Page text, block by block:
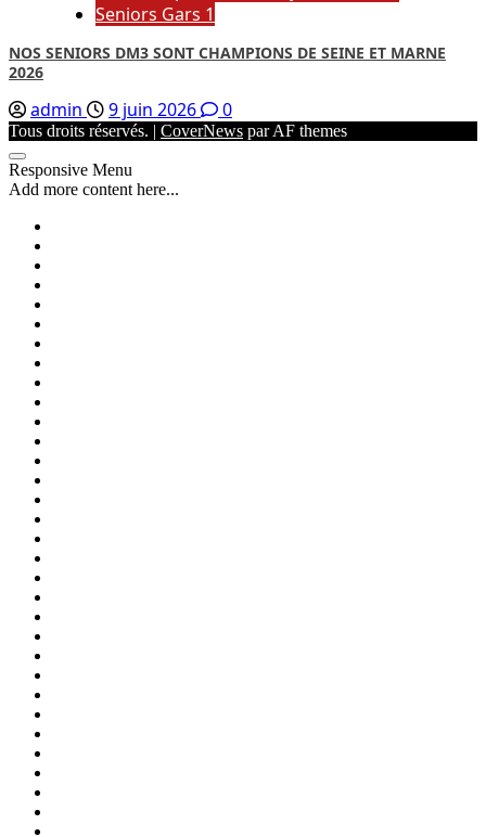
Seniors Gars 1
NOS SENIORS DM3 SONT CHAMPIONS DE SEINE ET MARNE
2026
admin 9 juin 2026 0
Tous droits réservés. | CoverNews par AF themes
Responsive Menu
Add more content here...